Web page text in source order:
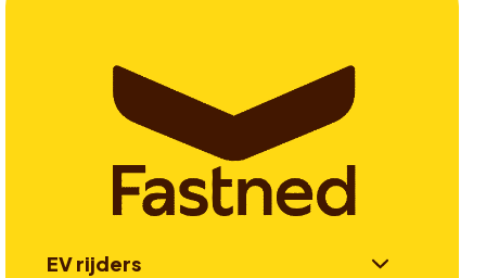
EV rijders